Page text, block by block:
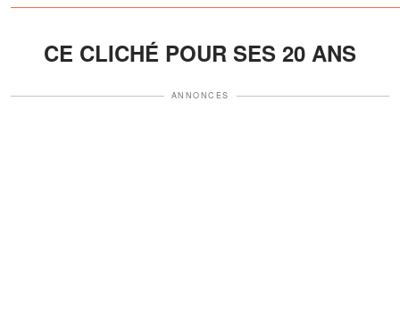
CE CLICHÉ POUR SES 20 ANS
ANNONCES